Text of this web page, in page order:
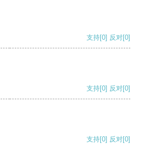
支持[0] 反对[0]
支持[0] 反对[0]
支持[0] 反对[0]